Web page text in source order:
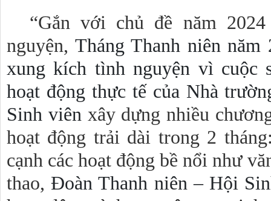
“Gắn với chủ đề năm
nguyện, Tháng Thanh niên năm
xung kích tình nguyện vì cuộc
hoạt động thực tế của Nhà
Sinh viên xây dựng nhiều
hoạt động trải dài trong 2
cạnh các hoạt động bề nổi như
thao,Đoàn Thanh niên – Hội